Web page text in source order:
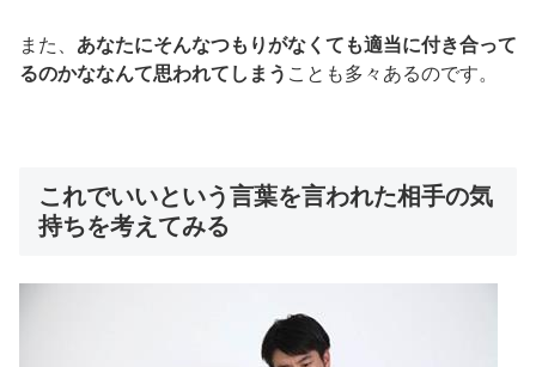
また、 あなたにそんなつもりがなくても適当に付き合って
るのかななんて思われてしまう ことも多々あるのです。
これでいいという言葉を言われた相手の気
持ちを考えてみる